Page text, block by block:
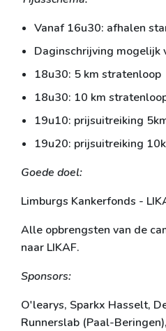
Vanaf 16u30: afhalen
Daginschrijving mogelijk
18u30: 5 km stratenloop
18u30: 10 km
19u10: prijsuitreiking
19u20: prijsuitreiking
Goede doel:
Limburgs Kankerfonds -
Alle opbrengsten van de
naar LIKAF.
Sponsors:
O'learys, Sparkx Hasselt,
Runnerslab (Paal-